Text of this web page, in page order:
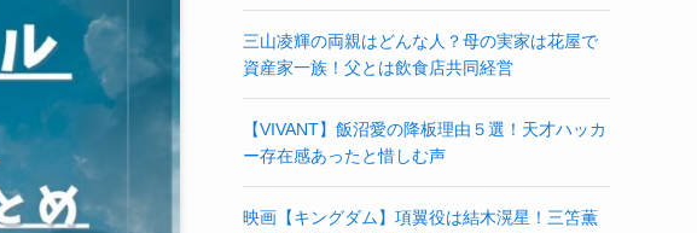
三山凌輝の両親はどんな人？母の実家は花屋で
資産家一族！父とは飲食店共同経営
【VIVANT】飯沼愛の降板理由５選！天才ハッカ
ー存在感あったと惜しむ声
映画【キングダム】項翼役は結木滉星！三笘薫